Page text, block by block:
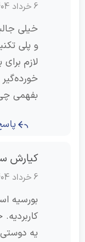
خیلی
و پلی تکنیک
لازم برای
خورده‌گیر شدن
بفهمی چی
پاسخ
کیارش
بورسیه استانی
کاربردیه. خودش
یه دوستی دارم